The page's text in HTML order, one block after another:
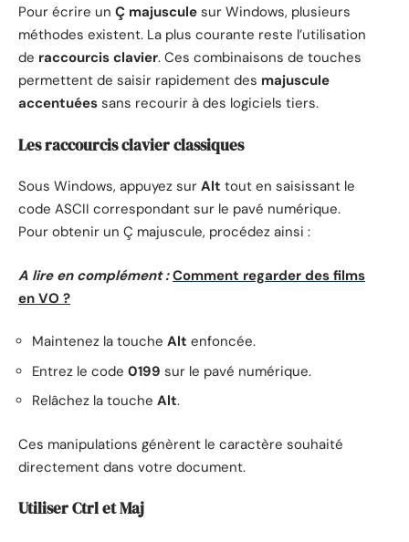
Pour écrire un Ç majuscule sur Windows, plusieurs
méthodes existent. La plus courante reste l’utilisation
de raccourcis clavier. Ces combinaisons de touches
permettent de saisir rapidement des majuscule
accentuées sans recourir à des logiciels tiers.
Les raccourcis clavier classiques
Sous Windows, appuyez sur Alt tout en saisissant le
code ASCII correspondant sur le pavé numérique.
Pour obtenir un Ç majuscule, procédez ainsi :
A lire en complément : Comment regarder des films
en VO ?
Maintenez la touche Alt enfoncée.
Entrez le code 0199 sur le pavé numérique.
Relâchez la touche Alt.
Ces manipulations génèrent le caractère souhaité
directement dans votre document.
Utiliser Ctrl et Maj